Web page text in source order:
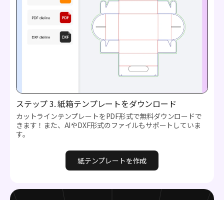
ステップ 3. 紙箱テンプレートをダウンロード
カットラインテンプレートをPDF形式で無料ダウンロードで
きます！また、AIやDXF形式のファイルもサポートしていま
す。
紙テンプレートを作成